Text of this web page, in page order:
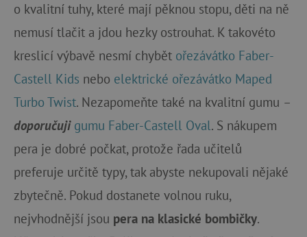
o kvalitní tuhy, které mají pěknou stopu, děti na ně
nemusí tlačit a jdou hezky ostrouhat. K takovéto
kreslicí výbavě nesmí chybět ořezávátko Faber-
Castell Kids nebo elektrické ořezávátko Maped
Turbo Twist. Nezapomeňte také na kvalitní gumu –
doporučuji gumu Faber-Castell Oval. S nákupem
pera je dobré počkat, protože řada učitelů
preferuje určitě typy, tak abyste nekupovali nějaké
zbytečně. Pokud dostanete volnou ruku,
nejvhodnější jsou pera na klasické bombičky.